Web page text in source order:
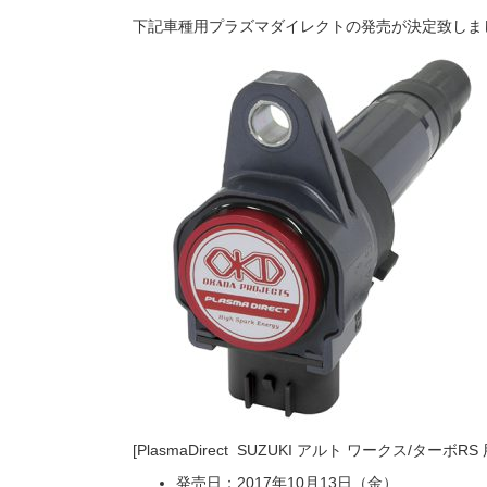
下記車種用プラズマダイレクトの発売が決定致しま
[PlasmaDirect SUZUKI アルト ワークス/ターボRS
発売日：2017年10月13日（金）